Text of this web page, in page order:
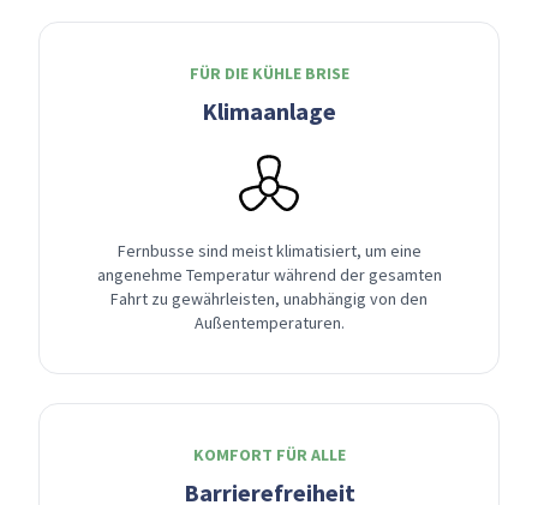
FÜR DIE KÜHLE BRISE
Klimaanlage
Fernbusse sind meist klimatisiert, um eine
angenehme Temperatur während der gesamten
Fahrt zu gewährleisten, unabhängig von den
Außentemperaturen.
KOMFORT FÜR ALLE
Barrierefreiheit